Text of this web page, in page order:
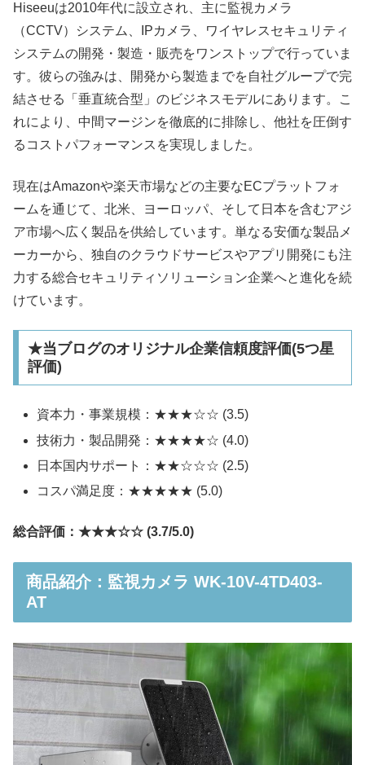
Hiseeuは2010年代に設立され、主に監視カメラ
（CCTV）システム、IPカメラ、ワイヤレスセキュリティ
システムの開発・製造・販売をワンストップで行っていま
す。彼らの強みは、開発から製造までを自社グループで完
結させる「垂直統合型」のビジネスモデルにあります。こ
れにより、中間マージンを徹底的に排除し、他社を圧倒す
るコストパフォーマンスを実現しました。
現在はAmazonや楽天市場などの主要なECプラットフォ
ームを通じて、北米、ヨーロッパ、そして日本を含むアジ
ア市場へ広く製品を供給しています。単なる安価な製品メ
ーカーから、独自のクラウドサービスやアプリ開発にも注
力する総合セキュリティソリューション企業へと進化を続
けています。
★当ブログのオリジナル企業信頼度評価(5つ星
評価)
資本力・事業規模：★★★☆☆ (3.5)
技術力・製品開発：★★★★☆ (4.0)
日本国内サポート：★★☆☆☆ (2.5)
コスパ満足度：★★★★★ (5.0)
総合評価：★★★☆☆ (3.7/5.0)
商品紹介：監視カメラ WK-10V-4TD403-
AT